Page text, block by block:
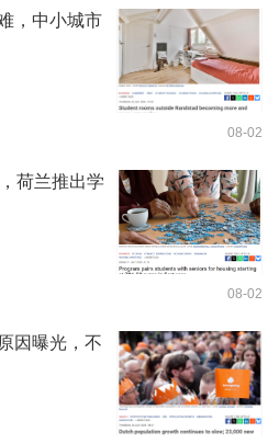
，中小城市
08-02
荷兰推出学
08-02
因曝光，不